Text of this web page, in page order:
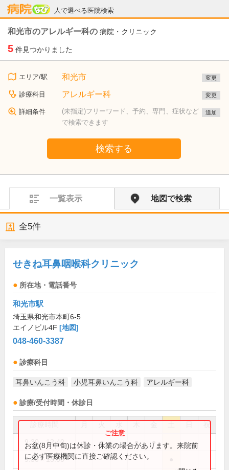
人で選べる医院検索
病院なび
和光市のアレルギー科の 病院・クリニック
5 件見つかりました
エリア/駅 和光市 変更
診療科目 アレルギー科 変更
詳細条件
(未指定)フリーワード、予約、専門、症状など
で検索できます
追加
検索する
一覧表示 地図で検索
全5件
せきね耳鼻咽喉科クリニック
所在地・電話番号
和光市駅
埼玉県和光市本町6-5
エイノビル4F [地図]
048-460-3387
診療科目
耳鼻いんこう科 小児耳鼻いんこう科 アレルギー科
診療/受付時間・休診日
祝
9:30～12:40 ● ● ● ●
9:30～13:00
お盆(8月中旬)は休診・休業の場合があります。来院前
に必ず医療機関に直接ご確認ください。